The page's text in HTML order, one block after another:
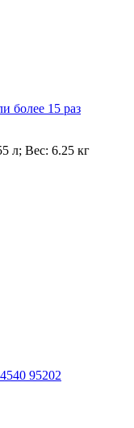
более 15 раз
л; Вес: 6.25 кг
95202